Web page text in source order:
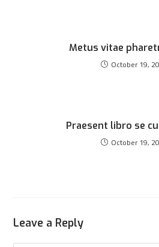
Metus vitae
October 19,
Praesent libro se
October 19,
Leave a Reply